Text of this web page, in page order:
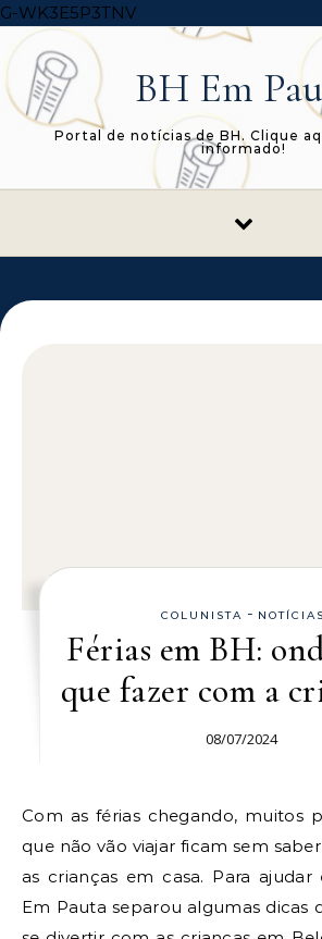
G-WK3E5P3TNVSkip to content
BH Em
Portal de notícias de BH. Clique
informado!
COLUNISTA - NOTÍCIAS
Férias em BH:
que fazer com a
08/07/2024
Com as férias chegando, muitos papais e mamães
que não vão viajar ficam sem
as crianças em casa. Para ajudar
Em Pauta separou algumas dicas